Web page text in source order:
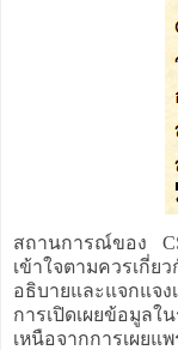
สถานการณ์ของ
เข้าใจตามควรเกี่
อธิบายและแจกแจง
การเปิดเผยข้อมูลใ
เหนือจากการเผย